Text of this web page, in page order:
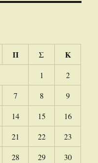
Π Σ Κ
1
2
7 8
9
14 15
16
21 22
23
28 29
30